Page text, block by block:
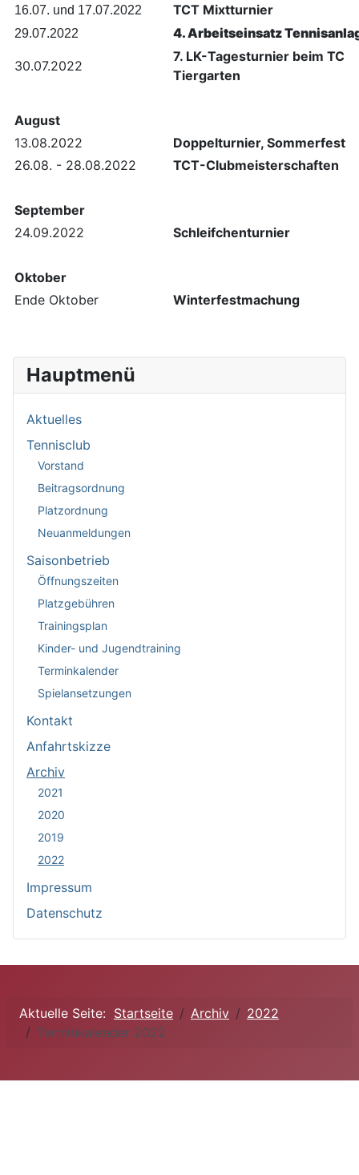
Hauptmenü
Aktuelles
Tennisclub
Vorstand
Beitragsordnung
Platzordnung
Neuanmeldungen
Saisonbetrieb
Öffnungszeiten
Platzgebühren
Trainingsplan
Kinder- und Jugendtraining
Terminkalender
Spielansetzungen
Kontakt
Anfahrtskizze
Archiv
2021
2020
2019
2022
Impressum
Datenschutz
16.07. und 17.07.2022
TCT Mixtturnier
29.07.2022 4. Arbeitseinsatz
30.07.2022
7. LK-Tagesturnier beim TC
Tiergarten
August
13.08.2022
Doppelturnier, Sommerfest
26.08. - 28.08.2022
TCT-Clubmeisterschaften
September
24.09.2022
Schleifchenturnier
Oktober
Ende Oktober
Winterfestmachung
Aktuelle Seite: Startseite Archiv
2022
Terminkalender 2022